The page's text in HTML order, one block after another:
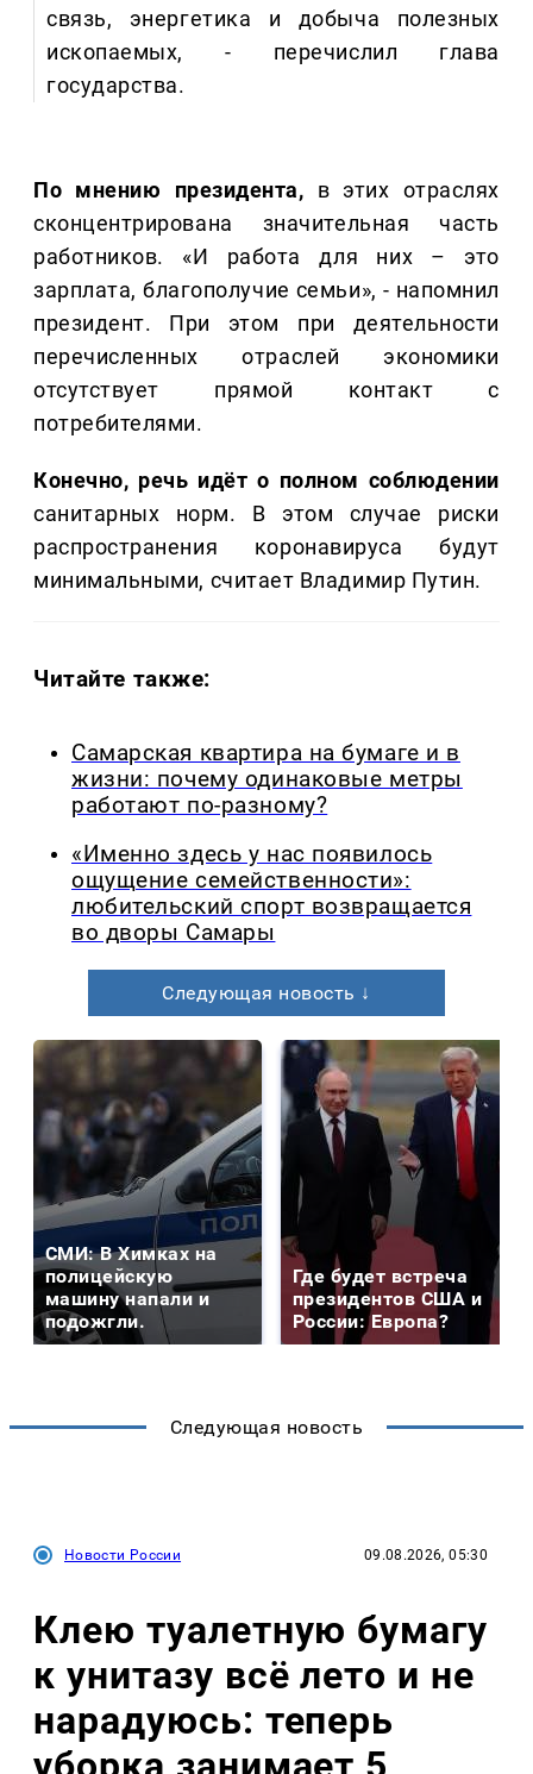
связь, энергетика и добыча полезных
ископаемых, - перечислил глава
государства.
По мнению президента, в этих отраслях
сконцентрирована значительная часть
работников. «И работа для них – это
зарплата, благополучие семьи», - напомнил
президент. При этом при деятельности
перечисленных отраслей экономики
отсутствует прямой контакт с
потребителями.
Конечно, речь идёт о полном соблюдении
санитарных норм. В этом случае риски
распространения коронавируса будут
минимальными, считает Владимир Путин.
Читайте также:
Самарская квартира на бумаге и в
жизни: почему одинаковые метры
работают по-разному?
«Именно здесь у нас появилось
ощущение семейственности»:
любительский спорт возвращается
во дворы Самары
Следующая новость ↓
СМИ: В Химках на
полицейскую
машину напали и
подожгли.
Где будет встреча
президентов США и
России: Европа?
Следующая новость
Новости России 09.08.2026, 05:30
Клею туалетную бумагу
к унитазу всё лето и не
нарадуюсь: теперь